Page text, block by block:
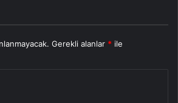
Gerekli alanlar * ile